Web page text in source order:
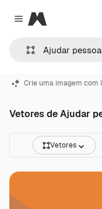
Close menu
Magnific
Crie uma imagem com
Vetores de Ajudar
Vetores